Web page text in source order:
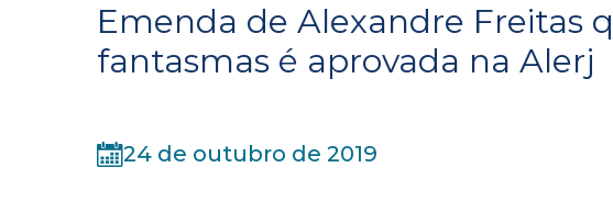
Emenda de Alexandre Freitas
fantasmas é aprovada na Alerj
24 de outubro de 2019